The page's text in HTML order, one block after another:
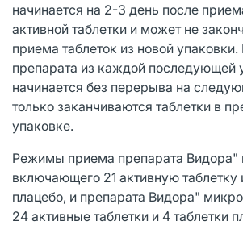
начинается на 2-3 день после
активной таблетки и может не
приема таблеток из новой
препарата из каждой последующей
начинается без перерыва на
только заканчиваются таблетки в
упаковке.
Режимы приема препарата Видора"
включающего 21 активную таблетку
плацебо, и препарата Видора"
24 активные таблетки и 4 таблетки